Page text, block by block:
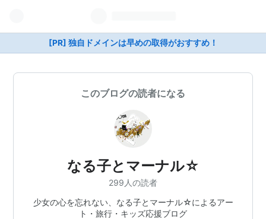
[PR] 独自ドメインは早めの取得がおすすめ！
このブログの読者になる
なる子とマーナル☆
299人の読者
少女の心を忘れない、なる子とマーナル☆によるアー
ト・旅行・キッズ応援ブログ